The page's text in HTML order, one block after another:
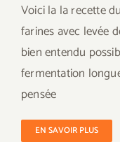
Voici la la recette
farines avec levée
bien entendu
fermentation
pensée
EN SAVOIR PLUS